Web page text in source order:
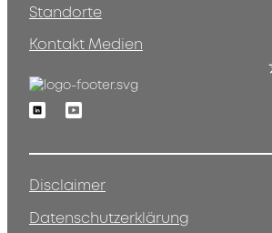
Standorte
Kontakt Medien
LinkedinYoutube
Disclaimer
Datenschutzerklärung